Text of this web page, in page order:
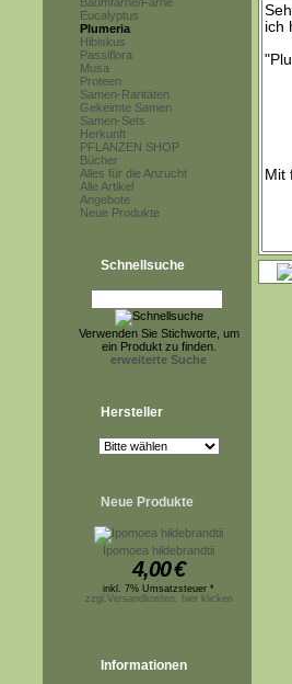
Eucalyptus
Plumeria
Hibiskus
Passiflora
Musa
Proteen
Samen-Raritäten
Gekeimte Samen
Samen-Sets
Herkunft
PFLANZEN SHOP
Bücher
Alles für die Anzucht
Alle Artikel
Angebote
Neue Produkte
Schnellsuche
Verwenden Sie Stichworte, um
ein Produkt zu finden.
erweiterte Suche
Hersteller
Neue Produkte
Ipomoea hildebrandtii
4,00€
inkl. 7% Umsatzsteuer *
zzgl.Versandkosten, hier klicken
Informationen